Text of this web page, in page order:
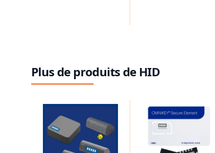
Plus de produits de HID